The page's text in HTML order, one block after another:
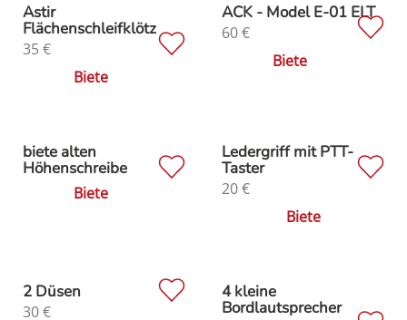
Astir
Flächenschleifklötz
35€
Biete
ACK - Model E-01 ELT
60€
Biete
biete alten
Höhenschreibe
Biete
Ledergriff mit PTT-
Taster
20€
Biete
2 Düsen
30€
4 kleine
Bordlautsprecher